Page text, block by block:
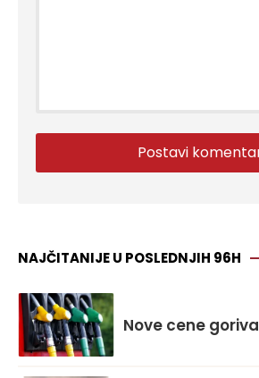
NAJČITANIJE U POSLEDNJIH 96H
Nove cene goriva